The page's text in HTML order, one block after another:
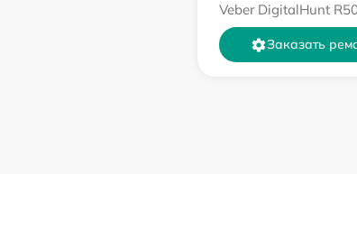
Veber DigitalHunt
Заказать